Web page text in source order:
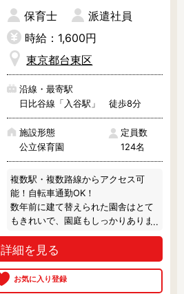
保育士
派遣社員
時給：1,600円
東京都台東区
沿線・最寄駅
日比谷線「入谷駅」 徒歩8分
施設形態
公立保育園
定員数
124名
複数駅・複数路線からアクセス可
能！自転車通勤OK！
数年前に建て替えられた園舎はとて
もきれいで、園庭もしっかりありま
す♪
上野駅や浅草駅といった大きな駅が
近く、お買い物にも◎
詳細を見る